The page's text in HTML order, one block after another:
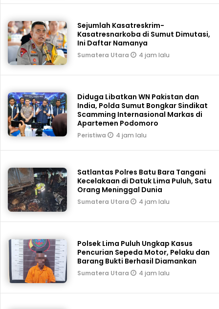
Sejumlah Kasatreskrim-
Kasatresnarkoba di Sumut Dimutasi,
Ini Daftar Namanya
Sumatera Utara 4 jam lalu
Diduga Libatkan WN Pakistan dan
India, Polda Sumut Bongkar Sindikat
Scamming Internasional Markas di
Apartemen Podomoro
Peristiwa 4 jam lalu
Satlantas Polres Batu Bara Tangani
Kecelakaan di Datuk Lima Puluh, Satu
Orang Meninggal Dunia
Sumatera Utara 4 jam lalu
Polsek Lima Puluh Ungkap Kasus
Pencurian Sepeda Motor, Pelaku dan
Barang Bukti Berhasil Diamankan
Sumatera Utara 4 jam lalu